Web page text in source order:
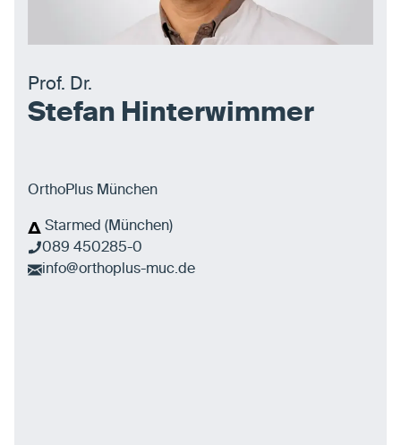
Prof. Dr.
Stefan Hinterwimmer
OrthoPlus München
Starmed (München)
089 450285-0
info@orthoplus-muc.de